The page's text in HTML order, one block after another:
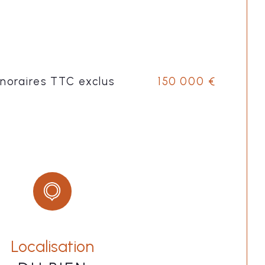
TTC exclus 150 000 €
Localisation